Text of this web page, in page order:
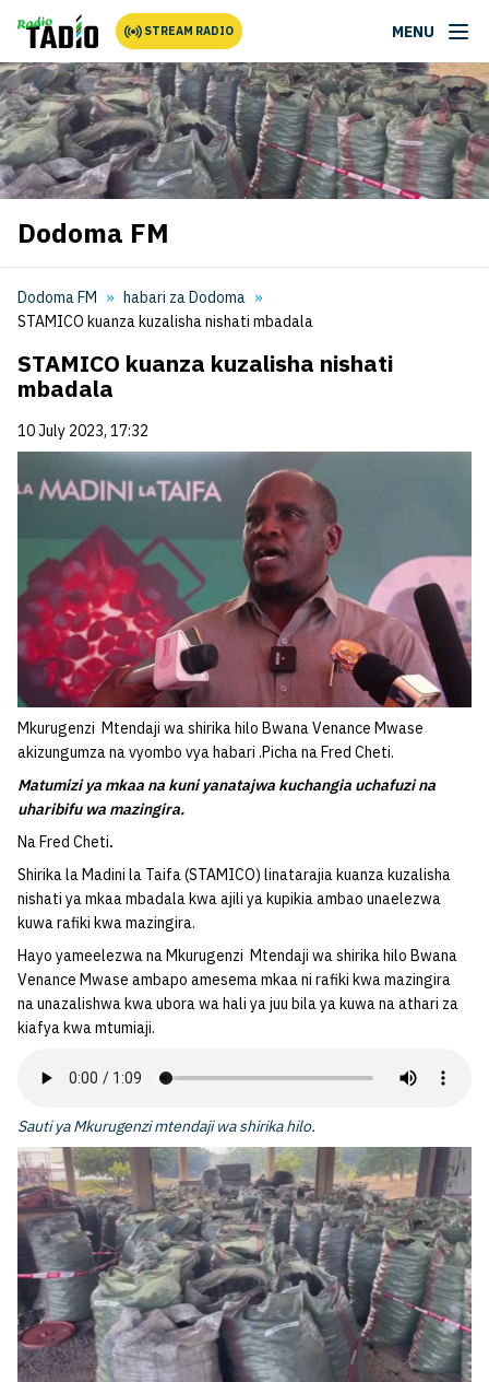
STREAM RADIO MENU
Dodoma FM
Dodoma FM
habari za Dodoma
STAMICO kuanza kuzalisha nishati mbadala
STAMICO kuanza kuzalisha nishati
mbadala
10 July 2023, 17:32
Mkurugenzi Mtendaji wa shirika hilo Bwana Venance Mwase
akizungumza na vyombo vya habari .Picha na Fred Cheti.
Matumizi ya mkaa na kuni yanatajwa kuchangia uchafuzi na
uharibifu wa mazingira.
Na Fred Cheti.
Shirika la Madini la Taifa (STAMICO) linatarajia kuanza kuzalisha
nishati ya mkaa mbadala kwa ajili ya kupikia ambao unaelezwa
kuwa rafiki kwa mazingira.
Hayo yameelezwa na Mkurugenzi Mtendaji wa shirika hilo Bwana
Venance Mwase ambapo amesema mkaa ni rafiki kwa mazingira
na unazalishwa kwa ubora wa hali ya juu bila ya kuwa na athari za
kiafya kwa mtumiaji.
Sauti ya Mkurugenzi mtendaji wa shirika hilo.